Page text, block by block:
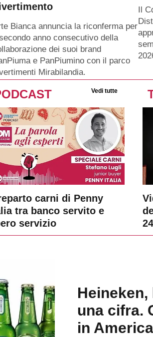
Bianca annuncia la riconferma per
anno consecutivo della
dei suoi brand
e PanPiumino con il parco
Mirabilandia.
Il
Vedi tutte
carni di Penny
tra banco servito e
servizio
Heineken,
una cifra.
in